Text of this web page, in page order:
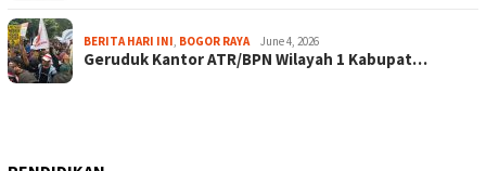
BERITA HARI INI, BOGOR RAYA June 4, 2026
Geruduk Kantor ATR/BPN Wilayah 1 Kabupat…